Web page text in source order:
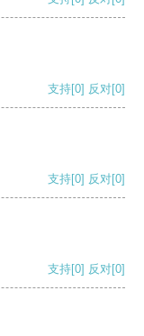
支持[0] 反对[0]
支持[0] 反对[0]
支持[0] 反对[0]